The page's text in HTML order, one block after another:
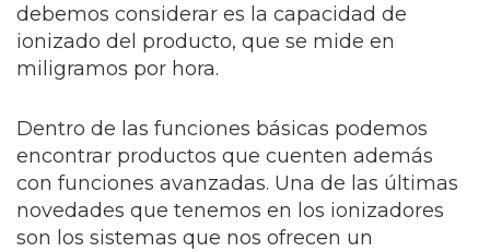
debemos considerar es la capacidad de
ionizado del producto, que se mide en
miligramos por hora.
Dentro de las funciones básicas podemos
encontrar productos que cuenten además
con funciones avanzadas. Una de las últimas
novedades que tenemos en los ionizadores
son los sistemas que nos ofrecen un